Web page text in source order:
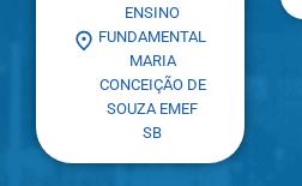
ENSINO
FUNDAMENTAL
MARIA
CONCEIÇÃO DE
SOUZA EMEF
SB